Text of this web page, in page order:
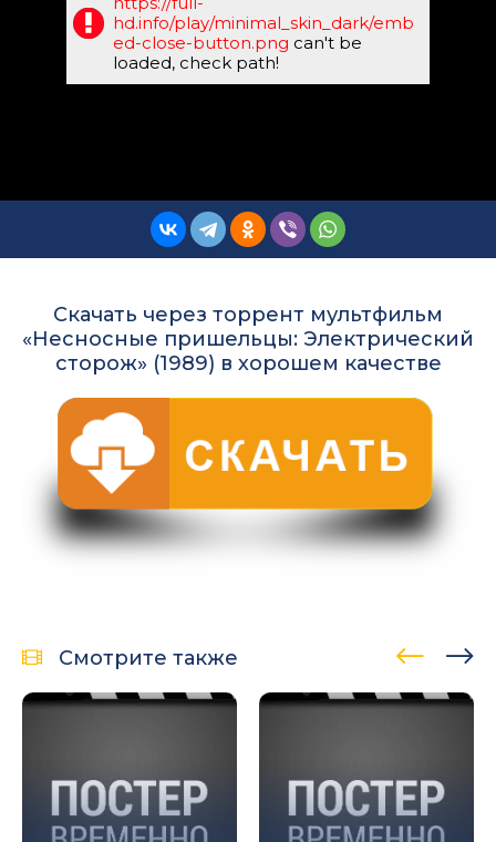
hd.info/play/minimal_skin_dark/emb
ed-close-button.png can't be
loaded, check path!
Скачать через торрент мультфильм
«Несносные пришельцы: Электрический
сторож» (1989) в хорошем качестве
Смотрите также